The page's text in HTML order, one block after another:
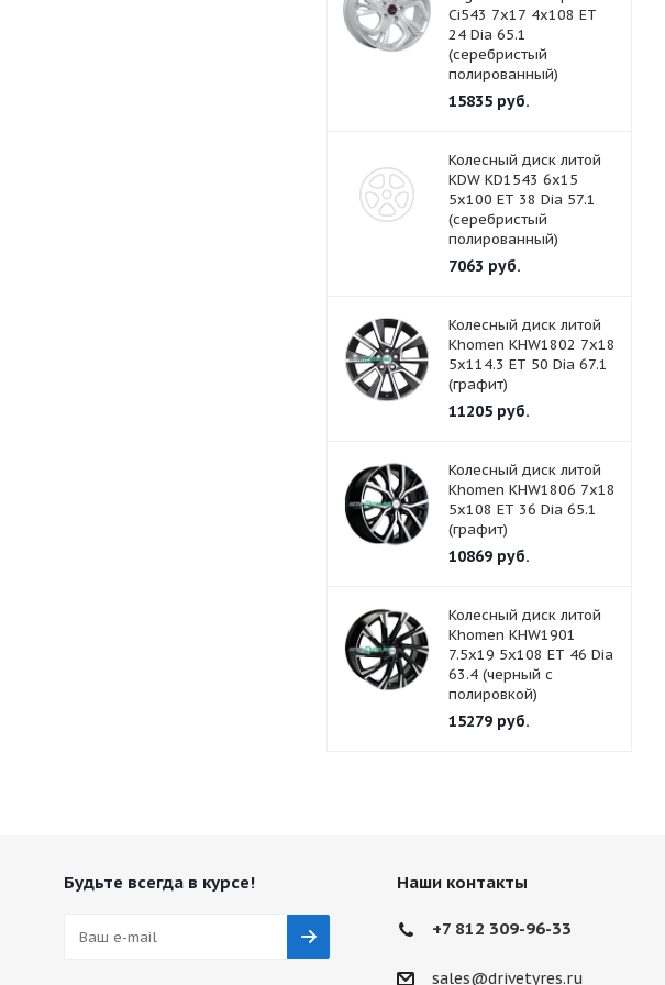
Ci543 7x17 4x108 ET
24 Dia 65.1
(серебристый
полированный)
15835руб.
Колесный диск литой
KDW KD1543 6x15
5x100 ET 38 Dia 57.1
(серебристый
полированный)
7063 руб.
Колесный диск литой
Khomen KHW1802 7x18
5x114.3 ET 50 Dia 67.1
(графит)
11205руб.
Колесный диск литой
Khomen KHW1806 7x18
5x108 ET 36 Dia 65.1
(графит)
10869руб.
Колесный диск литой
Khomen KHW1901
7.5x19 5x108 ET 46 Dia
63.4 (черный с
полировкой)
15279руб.
Будьте всегда в курсе! Наши контакты
+7 812 309-96-33
sales@drivetyres.ru